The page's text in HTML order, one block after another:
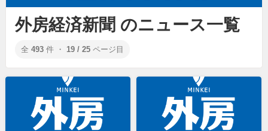
外房経済新聞 のニュース一覧
全 493 件 ・ 19 / 25 ページ目